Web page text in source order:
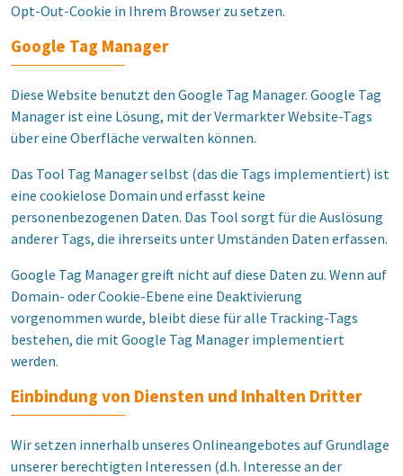
Opt-Out-Cookie in Ihrem Browser zu setzen.
Google Tag Manager
Diese Website benutzt den Google Tag Manager. Google Tag
Manager ist eine Lösung, mit der Vermarkter Website-Tags
über eine Oberfläche verwalten können.
Das Tool Tag Manager selbst (das die Tags implementiert) ist
eine cookielose Domain und erfasst keine
personenbezogenen Daten. Das Tool sorgt für die Auslösung
anderer Tags, die ihrerseits unter Umständen Daten erfassen.
Google Tag Manager greift nicht auf diese Daten zu. Wenn auf
Domain- oder Cookie-Ebene eine Deaktivierung
vorgenommen wurde, bleibt diese für alle Tracking-Tags
bestehen, die mit Google Tag Manager implementiert
werden.
Einbindung von Diensten und Inhalten Dritter
Wir setzen innerhalb unseres Onlineangebotes auf Grundlage
unserer berechtigten Interessen (d.h. Interesse an der